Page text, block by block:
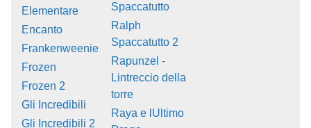
Elementare
Encanto
Frankenweenie
Frozen
Frozen 2
Gli Incredibili
Gli Incredibili 2
Spaccatutto
Ralph
Spaccatutto 2
Rapunzel -
Lintreccio della
torre
Raya e lUltimo